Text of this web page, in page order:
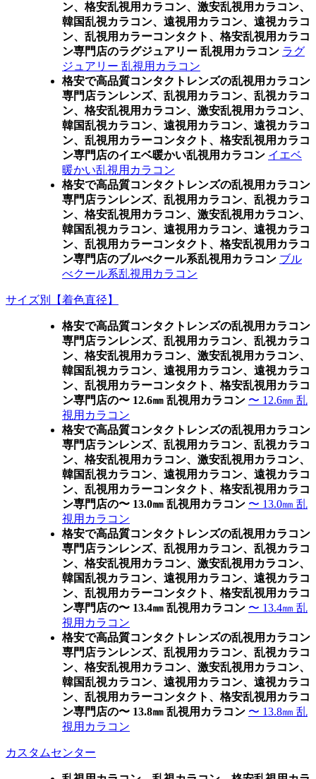
ン、格安乱視用カラコン、激安乱視用カラコン、
韓国乱視カラコン、遠視用カラコン、遠視カラコ
ン、乱視用カラーコンタクト、格安乱視用カラコ
ン専門店のラグジュアリー 乱視用カラコン ラグ
ジュアリー 乱視用カラコン
格安で高品質コンタクトレンズの乱視用カラコン
専門店ランレンズ、乱視用カラコン、乱視カラコ
ン、格安乱視用カラコン、激安乱視用カラコン、
韓国乱視カラコン、遠視用カラコン、遠視カラコ
ン、乱視用カラーコンタクト、格安乱視用カラコ
ン専門店のイエベ暖かい乱視用カラコン イエベ
暖かい乱視用カラコン
格安で高品質コンタクトレンズの乱視用カラコン
専門店ランレンズ、乱視用カラコン、乱視カラコ
ン、格安乱視用カラコン、激安乱視用カラコン、
韓国乱視カラコン、遠視用カラコン、遠視カラコ
ン、乱視用カラーコンタクト、格安乱視用カラコ
ン専門店のブルべクール系乱視用カラコン ブル
べクール系乱視用カラコン
サイズ別【着色直径】
格安で高品質コンタクトレンズの乱視用カラコン
専門店ランレンズ、乱視用カラコン、乱視カラコ
ン、格安乱視用カラコン、激安乱視用カラコン、
韓国乱視カラコン、遠視用カラコン、遠視カラコ
ン、乱視用カラーコンタクト、格安乱視用カラコ
ン専門店の〜 12.6㎜ 乱視用カラコン 〜 12.6㎜ 乱
視用カラコン
格安で高品質コンタクトレンズの乱視用カラコン
専門店ランレンズ、乱視用カラコン、乱視カラコ
ン、格安乱視用カラコン、激安乱視用カラコン、
韓国乱視カラコン、遠視用カラコン、遠視カラコ
ン、乱視用カラーコンタクト、格安乱視用カラコ
ン専門店の〜 13.0㎜ 乱視用カラコン 〜 13.0㎜ 乱
視用カラコン
格安で高品質コンタクトレンズの乱視用カラコン
専門店ランレンズ、乱視用カラコン、乱視カラコ
ン、格安乱視用カラコン、激安乱視用カラコン、
韓国乱視カラコン、遠視用カラコン、遠視カラコ
ン、乱視用カラーコンタクト、格安乱視用カラコ
ン専門店の〜 13.4㎜ 乱視用カラコン 〜 13.4㎜ 乱
視用カラコン
格安で高品質コンタクトレンズの乱視用カラコン
専門店ランレンズ、乱視用カラコン、乱視カラコ
ン、格安乱視用カラコン、激安乱視用カラコン、
韓国乱視カラコン、遠視用カラコン、遠視カラコ
ン、乱視用カラーコンタクト、格安乱視用カラコ
ン専門店の〜 13.8㎜ 乱視用カラコン 〜 13.8㎜ 乱
視用カラコン
カスタムセンター